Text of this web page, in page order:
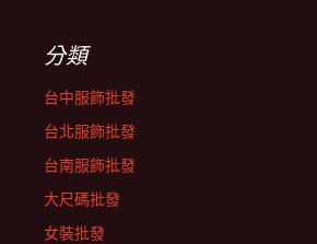
分類
台中服飾批發
台北服飾批發
台南服飾批發
大尺碼批發
女裝批發